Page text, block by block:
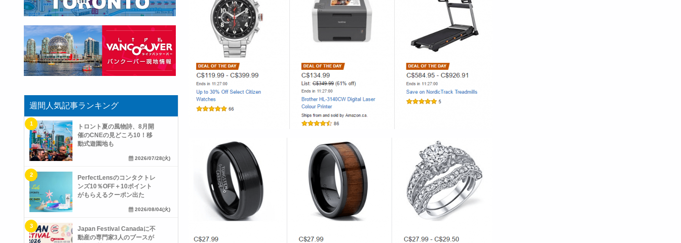
週間人気記事ランキング
トロント夏の風物詩、8月開
催のCNEの見どころ10！移
動式遊園地も
2026/07/28(火)
PerfectLensのコンタクトレ
ンズ10％OFF＋10ポイント
がもらえるクーポン出た
2026/08/04(火)
Japan Festival Canadaに不
動産の専門家3人のブースが